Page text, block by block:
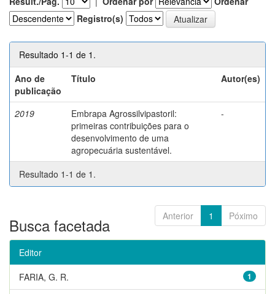
Registro(s)
Resultado 1-1 de 1.
Ano de
publicação
Título Autor(es)
2019
Embrapa Agrossilvipastoril:
primeiras contribuições para o
desenvolvimento de uma
agropecuária sustentável.
-
Resultado 1-1 de 1.
Anterior 1 Póximo
Busca facetada
Editor
1
FARIA, G. R.